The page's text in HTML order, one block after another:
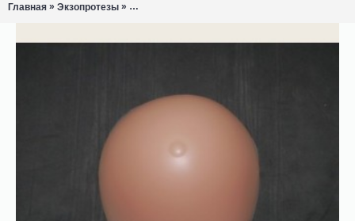
Главная » Экзопротезы » Экзопротез молочной железы симметричной